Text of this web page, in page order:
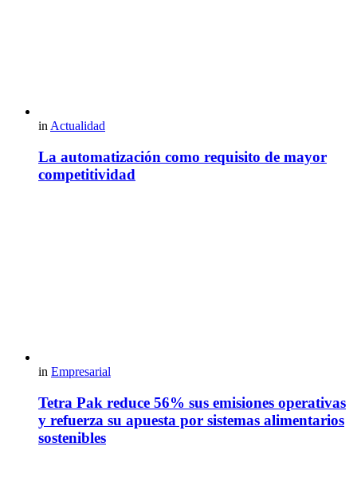
in Actualidad
La automatización como requisito de mayor
competitividad
in Empresarial
Tetra Pak reduce 56% sus emisiones operativas
y refuerza su apuesta por sistemas alimentarios
sostenibles